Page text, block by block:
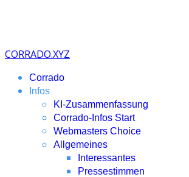
CORRADO.XYZ
Corrado
Infos
KI-Zusammenfassung
Corrado-Infos Start
Webmasters Choice
Allgemeines
Interessantes
Pressestimmen